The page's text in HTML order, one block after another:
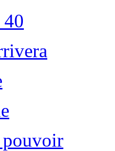
pouvoir